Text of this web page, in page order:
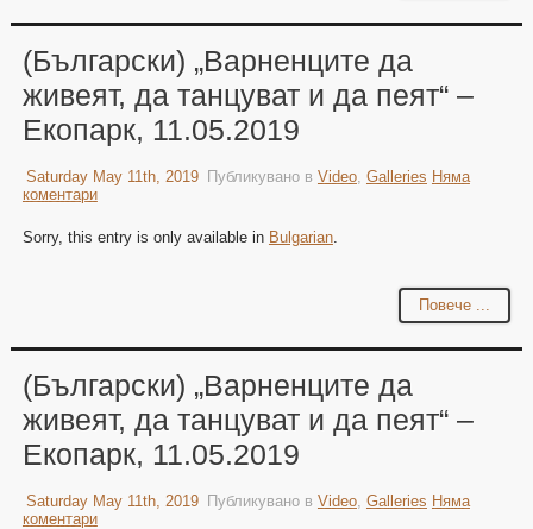
(Български) „Варненците да
живеят, да танцуват и да пеят“ –
Екопарк, 11.05.2019
Saturday May 11th, 2019 Публикувано в Video, Galleries Няма
коментари
Sorry, this entry is only available in Bulgarian.
Повече ...
(Български) „Варненците да
живеят, да танцуват и да пеят“ –
Екопарк, 11.05.2019
Saturday May 11th, 2019 Публикувано в Video, Galleries Няма
коментари